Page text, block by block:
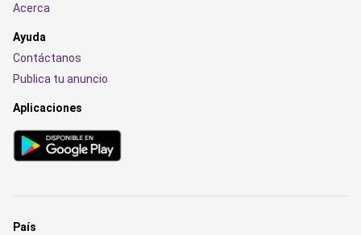
Acerca
Ayuda
Contáctanos
Publica tu anuncio
Aplicaciones
País